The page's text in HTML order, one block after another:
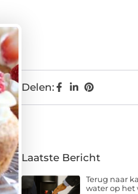
Delen:
Laatste Bericht
Terug naar
water op het